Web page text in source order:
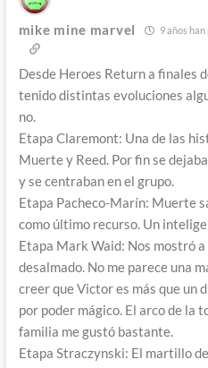
mike mine marvel 9 años
Desde Heroes Return a finales
tenido distintas evoluciones
no.
Etapa Claremont: Una de las
Muerte y Reed. Por fin se
y se centraban en el grupo.
Etapa Pacheco-Marín: Muerte
como último recurso. Un
Etapa Mark Waid: Nos mostró
desalmado. No me parece una
creer que Victor es más que un
por poder mágico. El arco de la
familia me gustó bastante.
Etapa Straczynski: El martillo